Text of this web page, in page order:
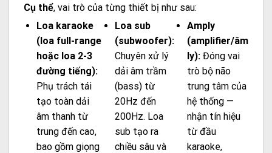
Cụ thể, vai trò của từng thiết bị như sau:
Loa karaoke
(loa full-range
hoặc loa 2-3
đường tiếng):
Phụ trách tái
tạo toàn dải
âm thanh từ
trung đến cao,
bao gồm giọng
Loa sub
(subwoofer):
Chuyên xử lý
dải âm trầm
(bass) từ
20Hz đến
200Hz. Loa
sub tạo ra
chiều sâu và
Amply
(amplifier/âm
ly):Đóng vai
trò bộ não
trung tâm của
hệ thống —
nhận tín hiệu
từ đầu
karaoke,